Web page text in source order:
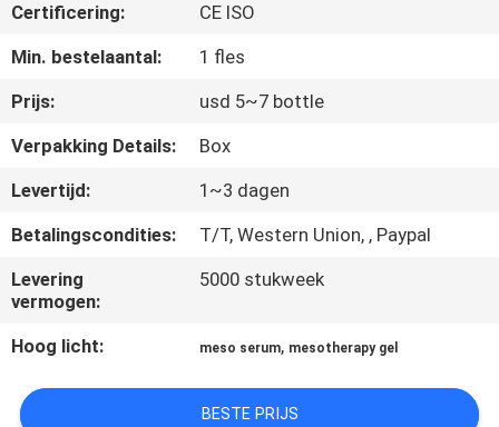
KWALITEITSCONTROLE
NEEM
CONTACT
MET
ONS
OP
NIEUWS
GEVALLEN
Certificering:
CE ISO
Min. bestelaantal:
1 fles
Prijs:
usd 5~7 bottle
Verpakking Details:
Box
Levertijd:
1~3 dagen
Betalingscondities:
T/T, Western Union, , Paypal
Levering
vermogen:
5000 stukweek
Hoog licht: meso serum, mesotherapy gel
BESTE PRIJS